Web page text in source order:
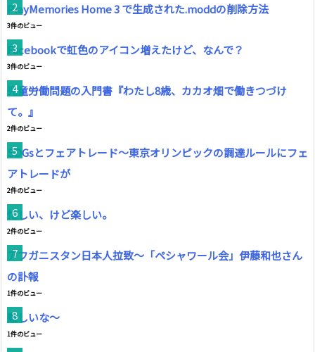
PlayMemories Home 3 で生成された.moddの削除方法
3件のビュー
Facebookで虹色のアイコン増えたけど、なんで？
3件のビュー
児童労働問題の入門書『わたし8歳、カカオ畑で働きつづけ
て。』
2件のビュー
SDGsとフェアトレード～東京オリンピックの調達ルールにフェ
アトレードが
2件のビュー
忙しい、けど楽しい。
2件のビュー
アフガニスタン日本人拉致～「ペシャワール会」伊藤和也さん
の訃報
1件のビュー
難しいな〜
1件のビュー